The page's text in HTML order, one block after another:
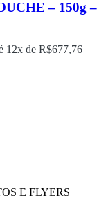
– 150g –
12x de R$677,76
E FLYERS